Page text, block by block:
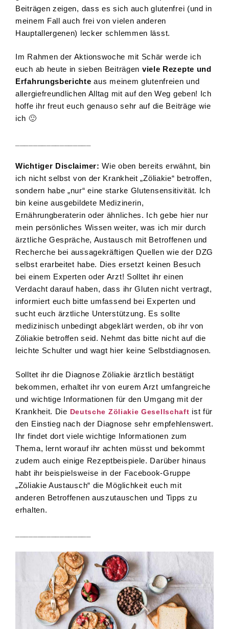
Beiträgen zeigen, dass es sich auch glutenfrei (und in
meinem Fall auch frei von vielen anderen
Hauptallergenen) lecker schlemmen lässt.
Im Rahmen der Aktionswoche mit Schär werde ich
euch ab heute in sieben Beiträgen viele Rezepte und
Erfahrungsberichte aus meinem glutenfreien und
allergiefreundlichen Alltag mit auf den Weg geben! Ich
hoffe ihr freut euch genauso sehr auf die Beiträge wie
ich 🙂
Wichtiger Disclaimer: Wie oben bereits erwähnt, bin
ich nicht selbst von der Krankheit „Zöliakie“ betroffen,
sondern habe „nur“ eine starke Glutensensitivität. Ich
bin keine ausgebildete Medizinerin,
Ernährungberaterin oder ähnliches. Ich gebe hier nur
mein persönliches Wissen weiter, was ich mir durch
ärztliche Gespräche, Austausch mit Betroffenen und
Recherche bei aussagekräftigen Quellen wie der DZG
selbst erarbeitet habe. Dies ersetzt keinen Besuch
bei einem Experten oder Arzt! Solltet ihr einen
Verdacht darauf haben, dass ihr Gluten nicht vertragt,
informiert euch bitte umfassend bei Experten und
sucht euch ärztliche Unterstützung. Es sollte
medizinisch unbedingt abgeklärt werden, ob ihr von
Zöliakie betroffen seid. Nehmt das bitte nicht auf die
leichte Schulter und wagt hier keine Selbstdiagnosen.
Solltet ihr die Diagnose Zöliakie ärztlich bestätigt
bekommen, erhaltet ihr von eurem Arzt umfangreiche
und wichtige Informationen für den Umgang mit der
Krankheit. Die Deutsche Zöliakie Gesellschaft ist für
den Einstieg nach der Diagnose sehr empfehlenswert.
Ihr findet dort viele wichtige Informationen zum
Thema, lernt worauf ihr achten müsst und bekommt
zudem auch einige Rezeptbeispiele. Darüber hinaus
habt ihr beispielsweise in der Facebook-Gruppe
„Zöliakie Austausch“ die Möglichkeit euch mit
anderen Betroffenen auszutauschen und Tipps zu
erhalten.